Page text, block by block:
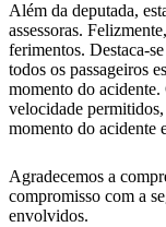
Além da deputada,
assessoras.
ferimentos. Destaca-
todos os passageiros
momento do
velocidade
momento do acidente
Agradecemos a
compromisso com a
envolvidos.